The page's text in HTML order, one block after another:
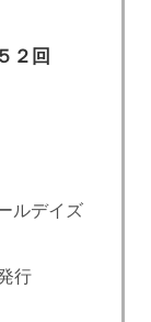
２回
ルデイズ
行